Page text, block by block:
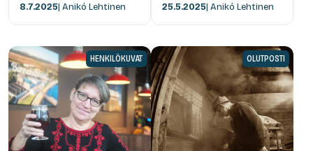
8.7.2025| Anikó Lehtinen 25.5.2025| Anikó Lehtinen
HENKILÖKUVAT OLUTPOSTI